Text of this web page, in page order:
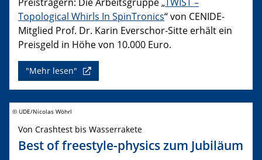
Topological Whirls In SpinTronics“ von CENIDE-
Mitglied Prof. Dr. Karin Everschor-Sitte erhält ein
Preisgeld in Höhe von 10.000 Euro.
"Mehr lesen"
© UDE/Nicolas Wöhrl
Von Crashtest bis Wasserrakete
Best of freestyle-physics zum Jubiläum